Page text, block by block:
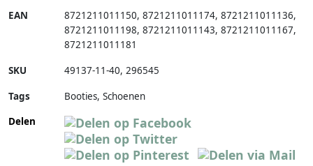
EAN 8721211011150, 8721211011174, 8721211011136,
8721211011198, 8721211011143, 8721211011167,
8721211011181
SKU 49137-11-40, 296545
Tags
Booties, Schoenen
Delen